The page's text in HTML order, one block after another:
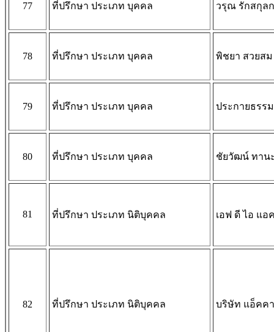
77 ที่ปรึกษา ประเภท บุคคล วรุณ รักสกุล
78 ที่ปรึกษา ประเภท บุคคล พิชยา สวยสม
79 ที่ปรึกษา ประเภท บุคคล ประกายธรร
80 ที่ปรึกษา ประเภท บุคคล ชัยวัฒน์ ทาน
81 ที่ปรึกษา ประเภท นิติบุคคล เอฟ ดี ไอ แอ
82 ที่ปรึกษา ประเภท นิติบุคคล บริษัท แอ็คค